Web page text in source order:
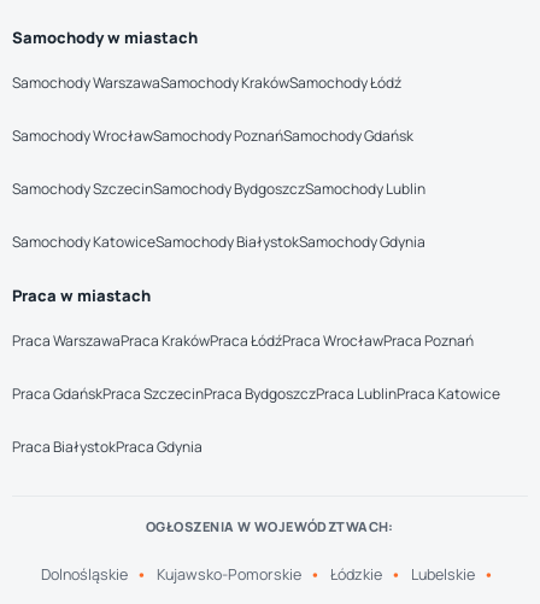
Samochody w miastach
Samochody WarszawaSamochody KrakówSamochody Łódź
Samochody WrocławSamochody PoznańSamochody Gdańsk
Samochody SzczecinSamochody BydgoszczSamochody Lublin
Samochody KatowiceSamochody BiałystokSamochody Gdynia
Praca w miastach
Praca WarszawaPraca KrakówPraca ŁódźPraca WrocławPraca Poznań
Praca GdańskPraca SzczecinPraca BydgoszczPraca LublinPraca Katowice
Praca BiałystokPraca Gdynia
OGŁOSZENIA W WOJEWÓDZTWACH:
Dolnośląskie Kujawsko-Pomorskie Łódzkie Lubelskie